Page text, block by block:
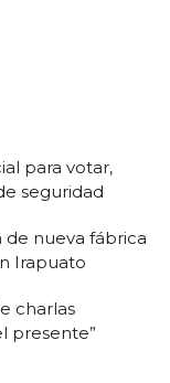
para votar,
seguridad
de nueva fábrica
Irapuato
charlas
presente”